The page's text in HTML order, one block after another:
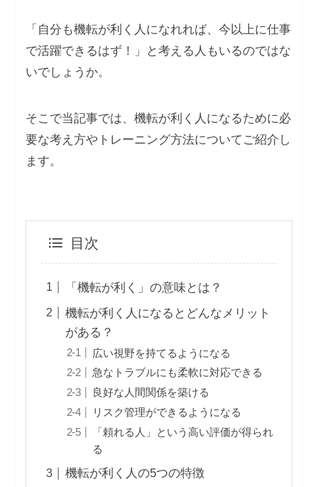
「自分も機転が利く人になれれば、今以上に仕事
で活躍できるはず！」と考える人もいるのではな
いでしょうか。
そこで当記事では、機転が利く人になるために必
要な考え方やトレーニング方法についてご紹介し
ます。
目次
「機転が利く」の意味とは？
機転が利く人になるとどんなメリット
がある？
広い視野を持てるようになる
急なトラブルにも柔軟に対応できる
良好な人間関係を築ける
リスク管理ができるようになる
「頼れる人」という高い評価が得られ
る
機転が利く人の5つの特徴